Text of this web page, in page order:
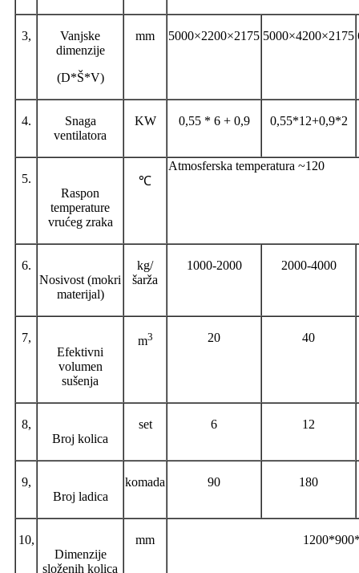
3,
Vanjske
dimenzije
(D*Š*V)
mm 5000×2200×2175 5000×4200×2175
4.
Snaga
ventilatora
KW 0,55 * 6 + 0,9 0,55*12+0,9*2
5.
Raspon
temperature
vrućeg zraka
℃
Atmosferska temperatura ~120
6.
Nosivost (mokri
materijal)
kg/
šarža
1000-2000 2000-4000
7,
Efektivni
volumen
sušenja
m3 20 40
8,
Broj kolica
set 6 12
9,
Broj ladica
komada 90 180
10,
Dimenzije
složenih kolica
mm